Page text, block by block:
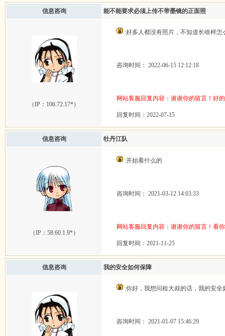
信息咨询 能不能要求必须上传不带墨镜的正面照
（IP： 106.72.17*）
:好多人都没有照片，不知道长啥样怎
咨询时间： 2022-06-15 12:12:18
网站客服回复内容：谢谢你的留言！好
回复时间：2022-07-15
信息咨询 牡丹江队
（IP： 58.60.1.9*）
:开始看什么的
咨询时间： 2021-03-12 14:03:33
网站客服回复内容：谢谢你的留言！看
回复时间：2021-11-25
信息咨询 我的安全如何保障
:你好，我想问租大叔的话，我的安全
咨询时间： 2021-01-07 15:46:29